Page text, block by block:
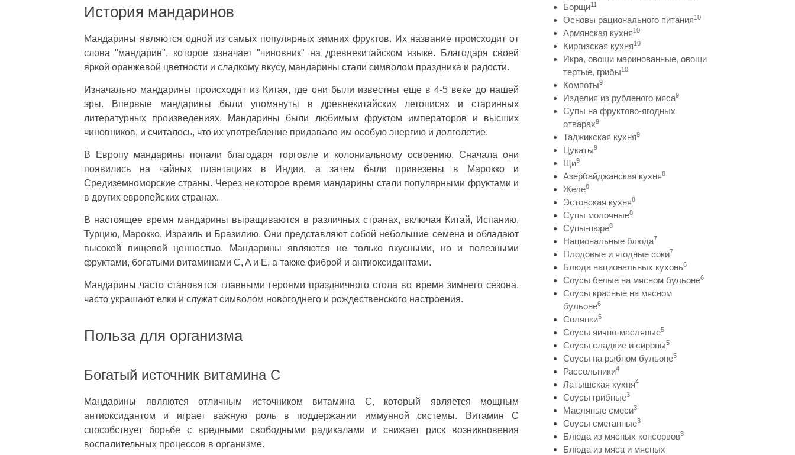
История мандаринов
Мандарины являются одной из самых популярных зимних фруктов. Их название происходит от
слова "мандарин", которое означает "чиновник" на древнекитайском языке. Благодаря своей
яркой оранжевой цветности и сладкому вкусу, мандарины стали символом праздника и радости.
Изначально мандарины происходят из Китая, где они были известны еще в 4-5 веке до нашей
эры. Впервые мандарины были упомянуты в древнекитайских летописях и старинных
литературных произведениях. Мандарины были любимым фруктом императоров и высших
чиновников, и считалось, что их употребление придавало им особую энергию и долголетие.
В Европу мандарины попали благодаря торговле и колониальному освоению. Сначала они
появились на чайных плантациях в Индии, а затем были привезены в Марокко и
Средиземноморские страны. Через некоторое время мандарины стали популярными фруктами и
в других европейских странах.
В настоящее время мандарины выращиваются в различных странах, включая Китай, Испанию,
Турцию, Марокко, Израиль и Бразилию. Они представляют собой небольшие семена и обладают
высокой пищевой ценностью. Мандарины являются не только вкусными, но и полезными
фруктами, богатыми витаминами C, A и E, а также фиброй и антиоксидантами.
Мандарины часто становятся главными героями праздничного стола во время зимнего сезона,
часто украшают елки и служат символом новогоднего и рождественского настроения.
Польза для организма
Богатый источник витамина С
Мандарины являются отличным источником витамина С, который является мощным
антиоксидантом и играет важную роль в поддержании иммунной системы. Витамин С
способствует борьбе с вредными свободными радикалами и снижает риск возникновения
воспалительных процессов в организме.
Борщи11
Основы рационального питания10
Армянская кухня10
Киргизская кухня10
Икра, овощи маринованные, овощи
тертые, грибы10
Компоты9
Изделия из рубленого мяса9
Супы на фруктово-ягодных
отварах9
Таджикская кухня9
Цукаты9
Щи9
Азербайджанская кухня8
Желе8
Эстонская кухня8
Супы молочные8
Супы-пюре8
Национальные блюда7
Плодовые и ягодные соки7
Блюда национальных кухонь6
Соусы белые на мясном бульоне6
Соусы красные на мясном
бульоне6
Солянки5
Соусы яично-масляные5
Соусы сладкие и сиропы5
Соусы на рыбном бульоне5
Рассольники4
Латышская кухня4
Соусы грибные3
Масляные смеси3
Соусы сметанные3
Блюда из мясных консервов3
Блюда из мяса и мясных